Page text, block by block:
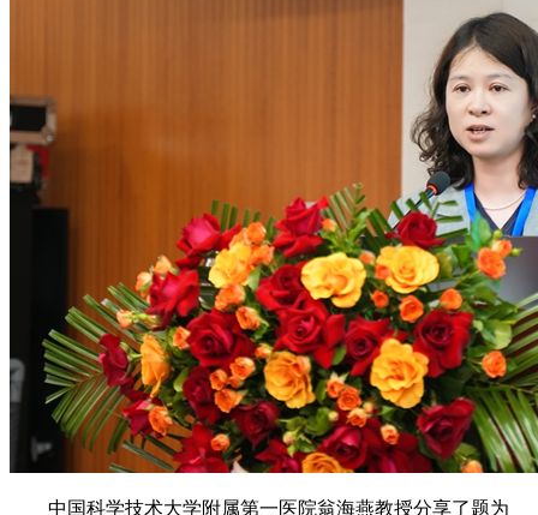
中国科学技术大学附属第一医院翁海燕教授分享了题为